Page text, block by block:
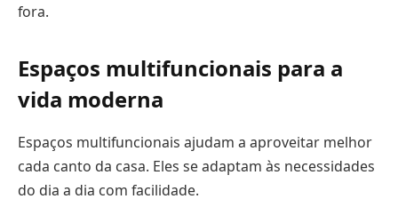
fora.
Espaços multifuncionais para a
vida moderna
Espaços multifuncionais ajudam a aproveitar melhor
cada canto da casa. Eles se adaptam às necessidades
do dia a dia com facilidade.